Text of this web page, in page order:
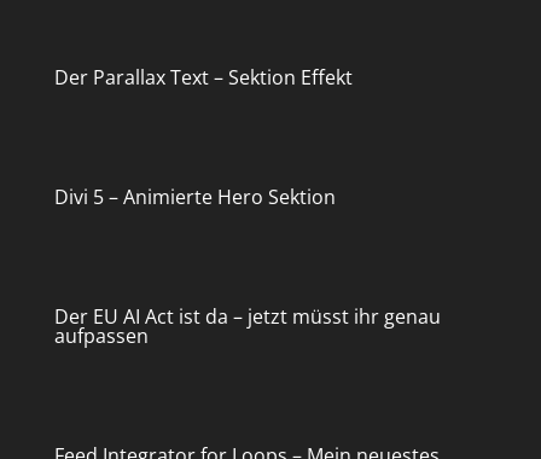
Der Parallax Text – Sektion Effekt
Divi 5 – Animierte Hero Sektion
Der EU AI Act ist da – jetzt müsst ihr genau
aufpassen